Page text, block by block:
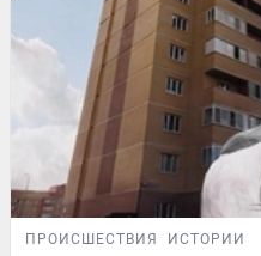
ПРОИСШЕСТВИЯ ИСТОРИИ